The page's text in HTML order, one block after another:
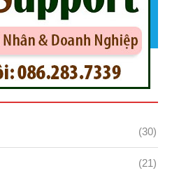
(30)
(21)